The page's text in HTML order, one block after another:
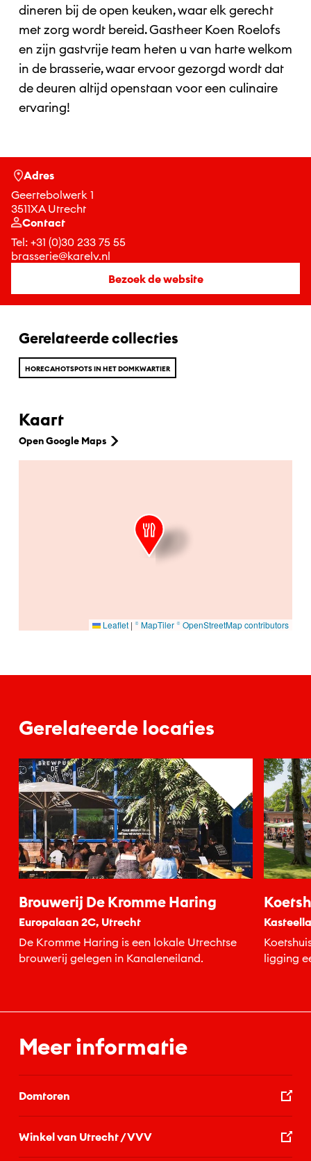
dineren bij de open keuken, waar elk gerecht
met zorg wordt bereid. Gastheer Koen Roelofs
en zijn gastvrije team heten u van harte welkom
in de brasserie, waar ervoor gezorgd wordt dat
de deuren altijd openstaan voor een culinaire
ervaring!
Adres
Geertebolwerk 1
3511XA Utrecht
Contact
Tel: +31 (0)30 233 75 55
brasserie@karelv.nl
Bezoek de website
Gerelateerde collecties
HORECAHOTSPOTS IN HET DOMKWARTIER
Kaart
Open Google Maps
Leaflet | © MapTiler© OpenStreetMap contributors
Gerelateerde locaties
Brouwerij De Kromme Haring
Europalaan 2C, Utrecht
De Kromme Haring is een lokale Utrechtse
brouwerij gelegen in Kanaleneiland.
ligging
Meer informatie
Domtoren
Winkel van Utrecht / VVV